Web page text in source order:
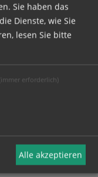
Sie haben das
Dienste, wie Sie
lesen Sie bitte
(immer erforderlich)
Alle akzeptieren